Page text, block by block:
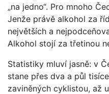
„na jedno“. Pro mnoho
Jenže právě alkohol za
největších a
Alkohol stojí za třetinou
Statistiky mluví jasně: v
stane přes dva a půl
zaviněných cyklistou, až